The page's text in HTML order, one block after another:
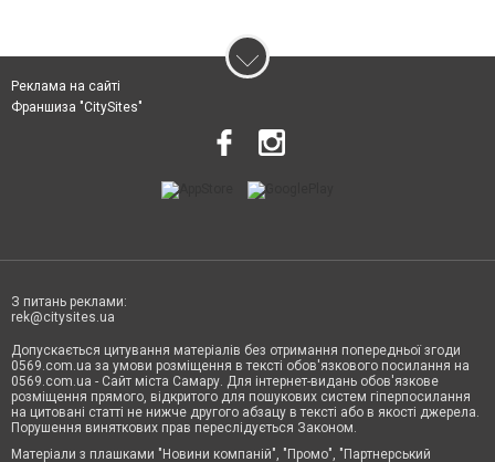
Реклама на сайті
Франшиза "CitySites"
З питань реклами:
rek@citysites.ua
Допускається цитування матеріалів без отримання попередньої згоди
0569.com.ua за умови розміщення в тексті обов'язкового посилання на
0569.com.ua - Сайт міста Самару. Для інтернет-видань обов'язкове
розміщення прямого, відкритого для пошукових систем гіперпосилання
на цитовані статті не нижче другого абзацу в тексті або в якості джерела.
Порушення виняткових прав переслідується Законом.
Матеріали з плашками "Новини компаній", "Промо", "Партнерський